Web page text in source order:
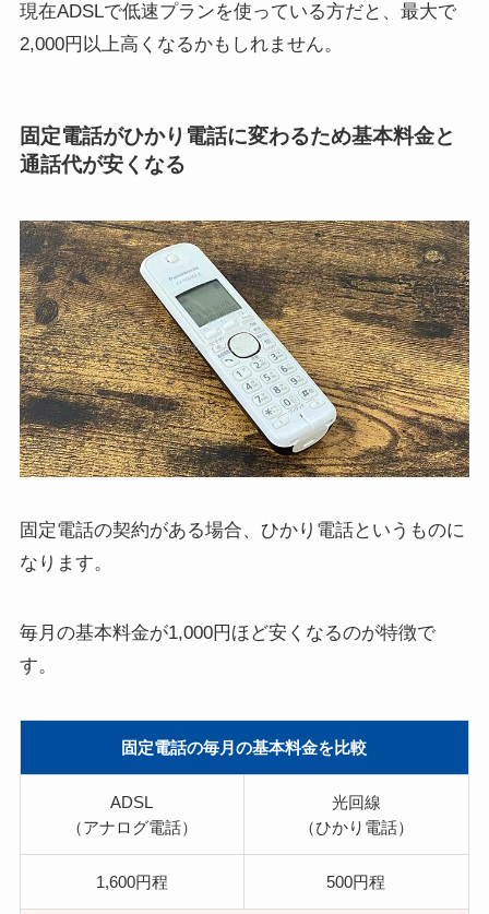
現在ADSLで低速プランを使っている方だと、最大で
2,000円以上高くなるかもしれません。
固定電話がひかり電話に変わるため基本料金と
通話代が安くなる
固定電話の契約がある場合、ひかり電話というものに
なります。
毎月の基本料金が1,000円ほど安くなるのが特徴で
す。
固定電話の毎月の基本料金を比較
ADSL
（アナログ電話）
光回線
（ひかり電話）
1,600円程 500円程